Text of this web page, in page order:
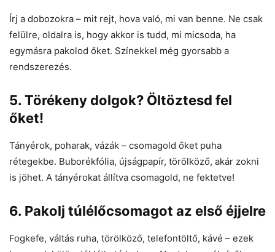
Írj a dobozokra – mit rejt, hova való, mi van benne. Ne csak
felülre, oldalra is, hogy akkor is tudd, mi micsoda, ha
egymásra pakolod őket. Színekkel még gyorsabb a
rendszerezés.
5. Törékeny dolgok? Öltöztesd fel
őket!
Tányérok, poharak, vázák – csomagold őket puha
rétegekbe. Buborékfólia, újságpapír, törölköző, akár zokni
is jöhet. A tányérokat állítva csomagold, ne fektetve!
6. Pakolj túlélőcsomagot az első éjjelre
Fogkefe, váltás ruha, törölköző, telefontöltő, kávé – ezek